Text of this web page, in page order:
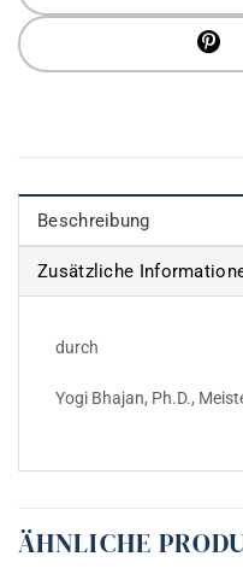
Beschreibung
Zusätzliche
durch
Yogi Bhajan, Ph.D.,
ÄHNLICHE